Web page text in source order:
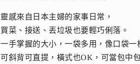
靈感來自日本主婦的家事日常，
買菜、接送、丟垃圾也要輕巧俐落。
一手掌握的大小，一袋多用，像口袋一
可斜背可直提，橫式也OK，可當包中包